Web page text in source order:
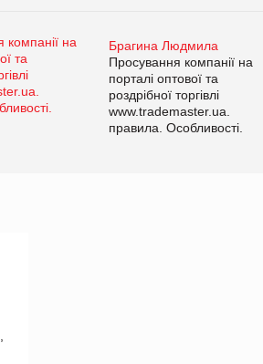
Брагина Людмила
Просування компанії на
порталі оптової та
роздрібної торгівлі
www.trademaster.ua.
правила. Особливості.